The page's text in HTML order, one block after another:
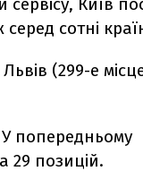
серед сотні
(299-е
У попередньому
29 позицій.